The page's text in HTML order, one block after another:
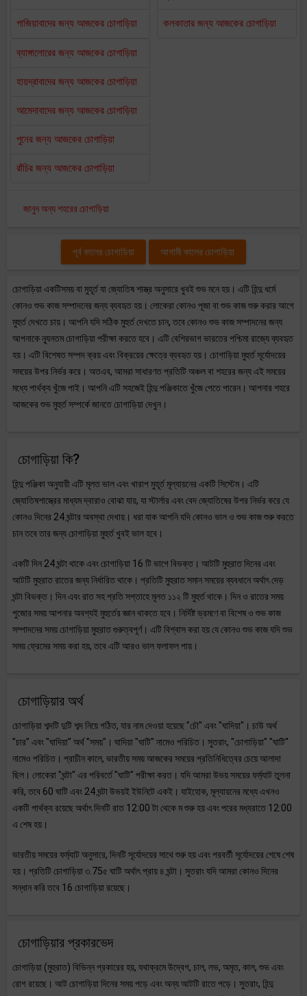
গাজিয়াবাদের জন্য আজকের চোগাড়িয়া কলকাতার জন্য আজকের চোগাড়িয়া
ব্যাঙ্গালোরের জন্য আজকের চোগাড়িয়া
হায়দ্রাবাদের জন্য আজকের চোগাড়িয়া
আমেদাবাদের জন্য আজকের চোগাড়িয়া
পুনের জন্য আজকের চোগাড়িয়া
রাঁচির জন্য আজকের চোগাড়িয়া
জানুন অন্য শহরের চোগাড়িয়া
পূর্ব কালের চোগাড়িয়া আগামী কালের চোগাড়িয়া
চোগাড়িয়া একটিসময় বা মুহূর্ত যা জ্যোতিষ শাস্ত্র অনুসারে খুবই শুভ মনে হয়। এটি হিন্দু ধর্মে
কোনও শুভ কাজ সম্পাদনের জন্য ব্যবহৃত হয়। লোকেরা কোনও পূজা বা শুভ কাজ শুরু করার আগে
মুহুর্ত দেখতে চায়। আপনি যদি সঠিক মুহুর্ত দেখতে চান, তবে কোনও শুভ কাজ সম্পাদনের জন্য
আপনাকে ন্যূনতম চোগাড়িয়া পরীক্ষা করতে হবে। এটি বেশিরভাগ ভারতের পশ্চিমা রাজ্যে ব্যবহৃত
হয়। এটি বিশেষত সম্পদ ক্রয় এবং বিক্রয়ের ক্ষেত্রে ব্যবহৃত হয়। চোগাড়িয়া মুহুর্ত সূর্যোদয়ের
সময়ের উপর নির্ভর করে। অতএব, আমরা সাধারণত প্রতিটি অঞ্চল বা শহরের জন্য এই সময়ের
মধ্যে পার্থক্য খুঁজে পাই। আপনি এটি সহজেই হিন্দু পঞ্জিকাতে খুঁজে পেতে পারেন। আপনার শহরে
আজকের শুভ মুহুর্ত সম্পর্কে জানতে চোগাড়িয়া দেখুন।
চোগাড়িয়া কি?
হিন্দু পঞ্জিকা অনুযায়ী এটি মূলত ভাল এবং খারাপ মুহূর্ত মূল্যায়নের একটি সিস্টেম। এটি
জ্যোতিষশাস্ত্রের মাধ্যম দ্বারাও বোঝা যায়, যা স্টার্লার এবং বেদ জ্যোতিষের উপর নির্ভর করে যে
কোনও দিনের 24 ঘন্টার অবস্থা দেখায়। ধরা যাক আপনি যদি কোনও ভাল ও শুভ কাজ শুরু করতে
চান তবে তার জন্য চোগাড়িয়া মুহুর্ত খুবই ভাল হবে।
একটি দিন 24 ঘন্টা থাকে এবং চোগাড়িয়া 16 টি ভাগে বিভক্ত। আটটি মুহুরাত দিনের এবং
আটটি মুহুরাত রাতের জন্য নির্ধারিত থাকে। প্রতিটি মুহুরাত সমান সময়ের ব্যবধানে অর্থাৎ দেড়
ঘন্টা বিভক্ত। দিন এবং রাত সহ প্রতি সপ্তাহে মূলত ১১২ টি মুহুর্ত থাকে। দিন ও রাতের সময়
পুজোর সময় আপনার অবশ্যই মুহুর্তের জ্ঞান থাকতে হবে। নির্দিষ্ট ভ্রমণে বা বিশেষ ও শুভ কাজ
সম্পাদনের সময় চোগাড়িয়া মুহুরাত গুরুত্বপূর্ণ। এটি বিশ্বাস করা হয় যে কোনও শুভ কাজ যদি শুভ
সময় ফ্রেমের সময় করা হয়, তবে এটি আরও ভাল ফলাফল পায়।
চোগাড়িয়ার অর্থ
চোগাড়িয়া শব্দটি দুটি শব্দ নিয়ে গঠিত, যার নাম দেওয়া হয়েছে "চৌ" এবং "ঘাদিয়া"। চাউ অর্থ
"চার" এবং "ঘাদিয়া" অর্থ "সময়"। ঘাদিয়া "ঘাটি" নামেও পরিচিত। সুতরাং, "চোগাড়িয়া" "ঘাটি"
নামেও পরিচিত। প্রাচীন কালে, ভারতীয় সময় আজকের সময়ের প্রতিনিধিত্বের চেয়ে আলাদা
ছিল। লোকেরা "ঘন্টা" এর পরিবর্তে "ঘাটি" পরীক্ষা করত। যদি আমরা উভয় সময়ের ফর্ম্যাট তুলনা
করি, তবে 60 ঘাটি এবং 24 ঘন্টা উভয়ই ইউনিটে একই। যাইহোক, মূল্যায়নের মধ্যে এখনও
একটি পার্থক্য রয়েছে অর্থাৎ দিনটি রাত 12:00 টা থেকে ম শুরু হয় এবং পরের মধ্যরাতে 12:00
এ শেষ হয়।
ভারতীয় সময়ের ফর্ম্যাট অনুসারে, দিনটি সূর্যোদয়ের সাথে শুরু হয় এবং পরবর্তী সূর্যোদয়ের শেষে শেষ
হয়। প্রতিটি চোগাড়িয়া ৩.75৫ ঘাটি অর্থাৎ প্রায় ৪ ঘন্টা। সুতরাং যদি আমরা কোনও দিনের
সন্ধান করি তবে 16 চোগাড়িয়া রয়েছে।
চোগাড়িয়ার প্রকারভেদ
চোগাড়িয়া (মুহুরাত) বিভিন্ন প্রকারের হয়, যথাক্রমে উদ্বেগ, চাল, লভ, অমৃত, কাল, শুভ এবং
রোগ রয়েছে। আট চোগাড়িয়া দিনের সময় পড়ে এবং অন্য আটটি রাতে পড়ে। সুতরাং, হিন্দু